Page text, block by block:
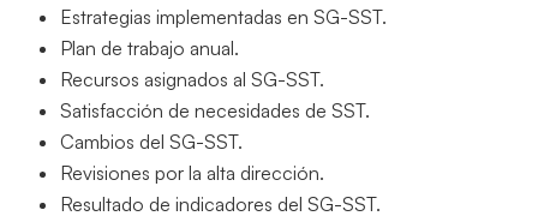
Estrategias implementadas en SG-SST.
Plan de trabajo anual.
Recursos asignados al SG-SST.
Satisfacción de necesidades de SST.
Cambios del SG-SST.
Revisiones por la alta dirección.
Resultado de indicadores del SG-SST.